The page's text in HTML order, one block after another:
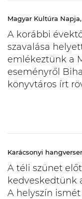
Magyar Kultúra Napja,
A korábbi
szavalása
emlékeztünk a
eseményről
könyvtáros írt
Karácsonyi
A téli szünet
kedveskedtünk
A helyszín